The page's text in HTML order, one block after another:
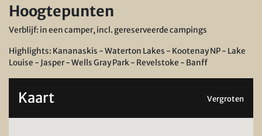
Hoogtepunten
Verblijf: in een camper, incl. gereserveerde campings
Highlights: Kananaskis - Waterton Lakes - Kootenay NP - Lake
Louise - Jasper - Wells Gray Park - Revelstoke - Banff
Kaart Vergroten